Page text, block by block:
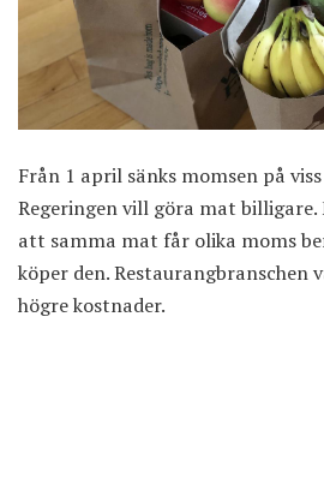
Från 1 april sänks momsen på
Regeringen vill göra mat
att samma mat får olika moms
köper den. Restaurangbranschen
högre kostnader.